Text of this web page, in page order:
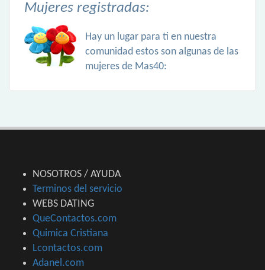
Mujeres registradas:
Hay un lugar para ti en nuestra
comunidad estos son algunas de las
mujeres de Mas40:
NOSOTROS / AYUDA
Terminos del servicio
WEBS DATING
QueContactos.com
Quimica Cristiana
Lcontactos.com
Adanel.com